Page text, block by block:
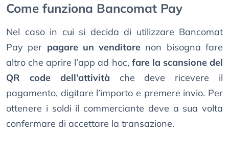
Come funziona Bancomat Pay
Nel caso in cui si decida di utilizzare Bancomat
Pay per pagare un venditore non bisogna fare
altro che aprire l’app ad hoc, fare la scansione del
QR code dell’attività che deve ricevere il
pagamento, digitare l’importo e premere invio. Per
ottenere i soldi il commerciante deve a sua volta
confermare di accettare la transazione.